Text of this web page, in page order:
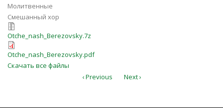
Молитвенные
Смешанный хор
Otche_nash_Berezovsky.7z
Otche_nash_Berezovsky.7z
Otche_nash_Berezovsky.pdf
Otche_nash_Berezovsky.pdf
Скачать все файлы
‹ Previous
Next ›